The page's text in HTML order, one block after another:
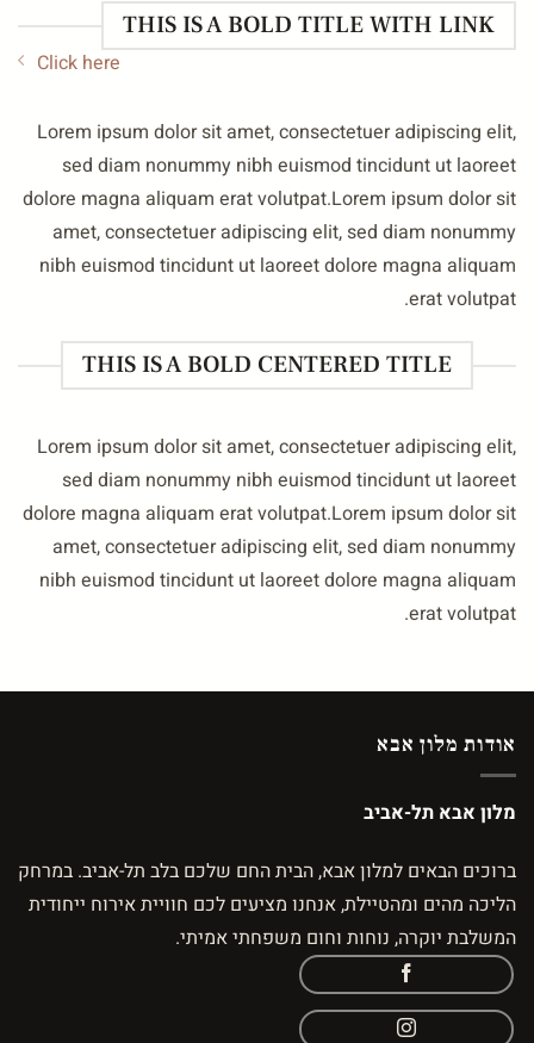
THIS IS A BOLD TITLE WITH LINK
Click here
Lorem ipsum dolor sit amet, consectetuer adipiscing
sed diam nonummy nibh euismod tincidunt ut
dolore magna aliquam erat volutpat.Lorem ipsum dolor
amet, consectetuer adipiscing elit, sed diam
nibh euismod tincidunt ut laoreet dolore magna
erat
THIS IS A BOLD CENTERED TITLE
Lorem ipsum dolor sit amet, consectetuer adipiscing
sed diam nonummy nibh euismod tincidunt ut
dolore magna aliquam erat volutpat.Lorem ipsum dolor
amet, consectetuer adipiscing elit, sed diam
nibh euismod tincidunt ut laoreet dolore magna
erat
מלון אבא
אבא תל-אביב
הבאים למלון אבא, הבית החם שלכם בלב תל-אביב. במרחק
מהים ומהטיילת, אנחנו מציעים לכם חוויית אירוח ייחודית
יוקרה, נוחות וחום משפחתי אמיתי.